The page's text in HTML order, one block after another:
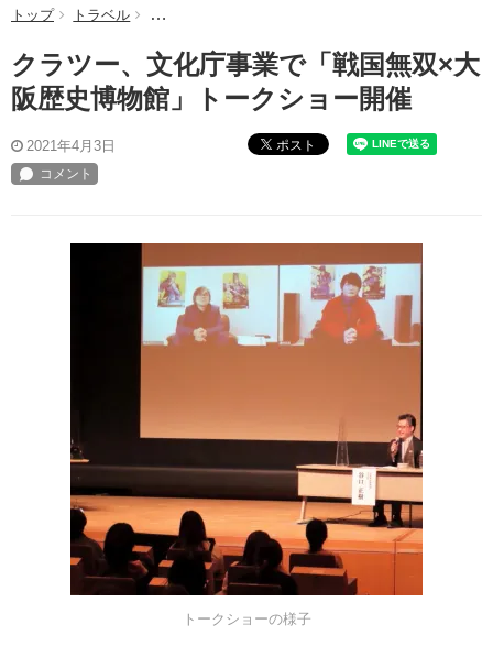
トップ トラベル クラツー、文化庁事業で「戦国無双×大阪歴史博物
クラツー、文化庁事業で「戦国無双×大
阪歴史博物館」トークショー開催
2021年4月3日 ポスト
トークショーの様子